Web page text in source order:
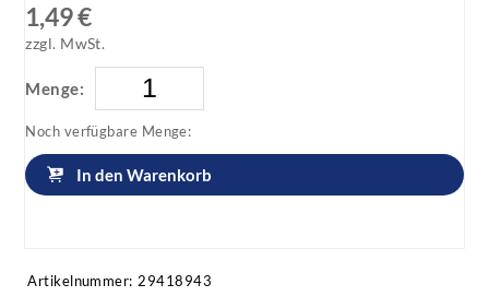
1,49 €
zzgl. MwSt.
Menge:
Noch verfügbare Menge:
In den Warenkorb
Artikelnummer: 29418943